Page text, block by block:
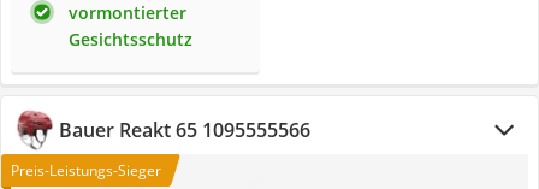
vormontierter
Gesichtsschutz
Bauer Reakt 65 1095555566
Preis-Leistungs-Sieger